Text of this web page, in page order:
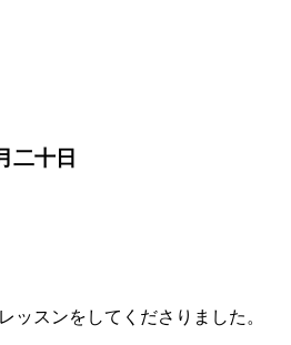
十日
ッスンをしてくださりました。